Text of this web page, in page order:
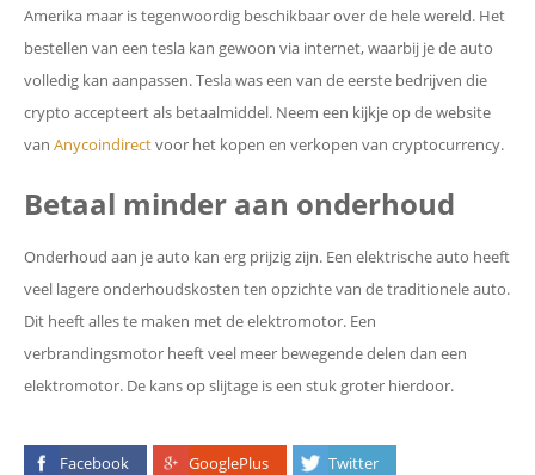
Amerika maar is tegenwoordig beschikbaar over de hele wereld. Het
bestellen van een tesla kan gewoon via internet, waarbij je de auto
volledig kan aanpassen. Tesla was een van de eerste bedrijven die
crypto accepteert als betaalmiddel. Neem een kijkje op de website
van Anycoindirectvoor het kopen en verkopen van cryptocurrency.
Betaal minder aan onderhoud
Onderhoud aan je auto kan erg prijzig zijn. Een elektrische auto heeft
veel lagere onderhoudskosten ten opzichte van de traditionele auto.
Dit heeft alles te maken met de elektromotor. Een
verbrandingsmotor heeft veel meer bewegende delen dan een
elektromotor. De kans op slijtage is een stuk groter hierdoor.
Facebook GooglePlus
Twitter